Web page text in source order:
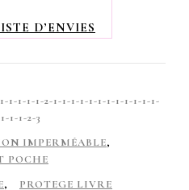
D’ENVIES
1-1-1-2-1-1-1-1-1-1-1-1-1-1-1-1-
1-1-2-3
IMPERMÉABLE,
POCHE
, PROTEGE LIVRE